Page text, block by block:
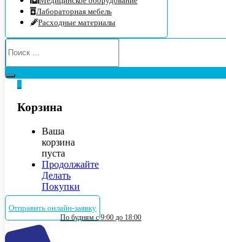
Лабораторная мебель
Расходные материалы
Корзина
Ваша
корзина
пуста
Продолжайте
Делать
Покупки
Отправить онлайн-заявку
По будням с 9:00 до 18:00